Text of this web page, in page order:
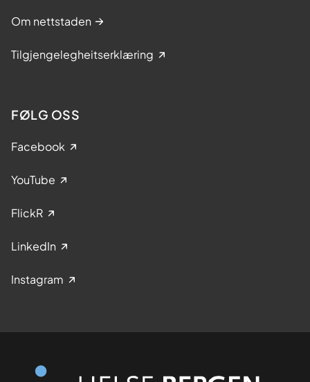
Om nettstaden
Tilgjengelegheitserklæring
FØLG OSS
Facebook
YouTube
FlickR
LinkedIn
Instagram